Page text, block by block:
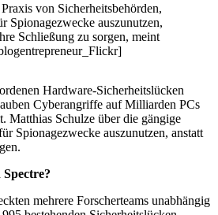
von Sicherheitsbehörden,
Spionagezwecke auszunutzen,
Schließung zu sorgen, meint
Hardware-Sicherheitslücken
Cyberangriffe auf Milliarden PCs
Matthias Schulze über die gängige
Spionagezwecke auszunutzen, anstatt
mehrere Forscherteams unabhängig